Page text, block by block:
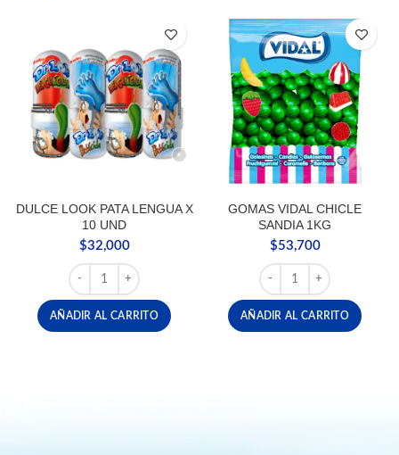
DULCE LOOK PATA LENGUA X
10 UND
$32,000
DULCE LOOK PATA LENGUA X 10 UND cantidad
AÑADIR AL CARRITO
GOMAS VIDAL CHICLE
SANDIA 1KG
$53,700
GOMAS VIDAL CHICLE
AÑADIR AL CARRITO